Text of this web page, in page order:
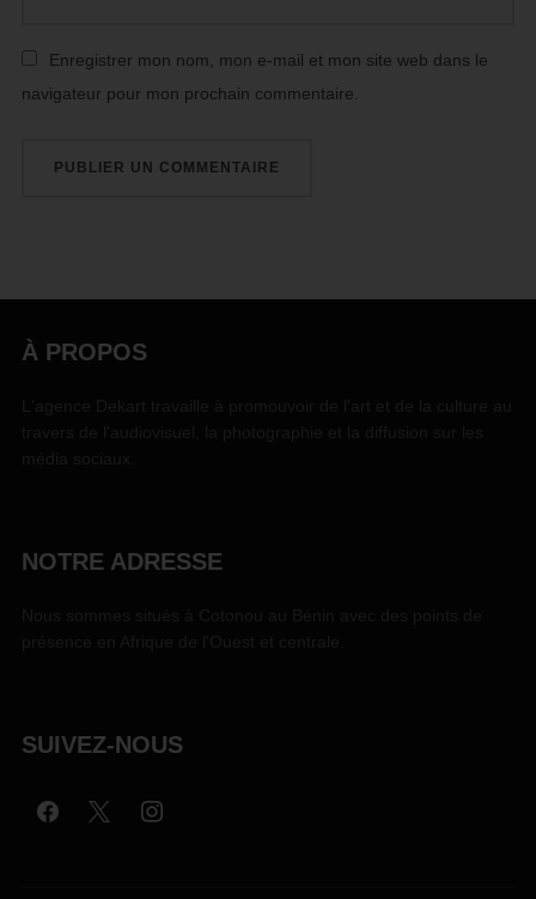
Enregistrer mon nom, mon e-mail et mon site web dans le
navigateur pour mon prochain commentaire.
À PROPOS
NOTRE ADRESSE
SUIVEZ-NOUS